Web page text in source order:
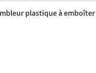
plastique à emboîter